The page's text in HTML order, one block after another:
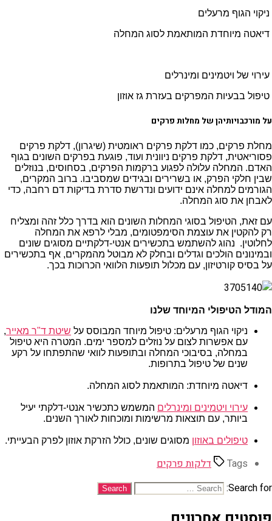
ניקוי הגוף מרעלים
דיאטה מיוחדת המותאמת לסוג המחלה
עירוי של ויטמינים ומינרלים
טיפול בבעיות המפרקים בעזרת גז אוזון
על מורכבויותיהן של מחלות פרקים
מחלת פרקים, כמו דלקת פרקים ראומטית (שיגרון), דלקת פרקים
פסוריאטית, דלקת פרקים ניוונית ועוד, פוגעת בפרקים השונים בגוף
האדם. המחלה עלולה לפגוע ברקמות הפרקים, בסחוסים, בנוזלים
שבין חלקי הפרק, או בשרירים ובגידים שמסביבו. ברוב המקרים,
הגורמים למחלה אינם ידועים ונדרשת סדרת בדיקות דם רחבה, כדי
לאבחן את סוג המחלה.
עם זאת, הטיפול בסוגי המחלות השונים הוא בדרך כלל זהה ומצליח
רק להקטין את עוצמת הסימפטומים, מבלי לרפא את המחלה
לחלוטין. נהוג להשתמש בתכשירים אנטי-דלקתיים מסוגים שונים
ובמינונים הולכים וגדלים ובחלק לא מבוטל מהמקרים, אף בתכשירים
על בסיס קורטיזון, עם מכלול תופעות הלוואי הכרוכות בכך.
המודל הטיפולי המיוחד שלנו
ניקוי הגוף מרעלים: טיפול מיוחד המבוסס על שיטת ד"ר מאייר,
עם אפשרות לצום על נוזלים למספר ימים. המטרה היא טיפול
במחלה, בסיבוכי המחלה ובתופעות לוואי שהתפתחו על רקע
שנים של טיפול בתרופות.
דיאטה מיוחדת: המותאמת לסוג המחלה.
עירוי ויטמינים ומינרלים המשמש כתכשיר אנטי-דלקתי יעיל
ביותר, עם תוצאות מרשימות ומוכחות לאורך השנים.
טיפולים באוזון מסוגים שונים, כולל הזרקת אוזון לפרק הבעייתי.
Tags
דלקות פרקים
Search for: